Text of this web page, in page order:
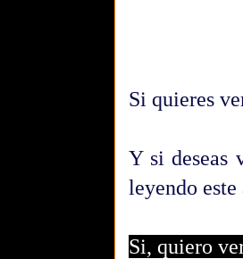
Si quieres
Y si deseas
leyendo
Si, quiero